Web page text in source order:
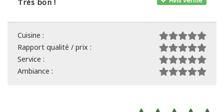
Très bon !
Cuisine :
Rapport qualité / prix :
Service :
Ambiance :